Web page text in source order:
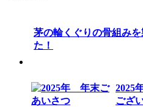
茅の輪くぐりの骨組み
た！
2025
ござ